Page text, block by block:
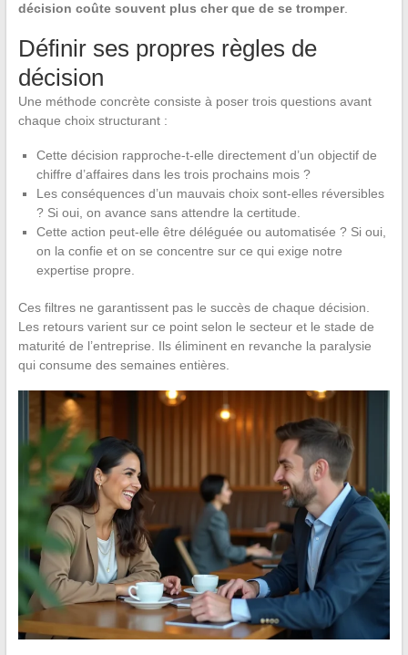
décision coûte souvent plus cher que de se tromper.
Définir ses propres règles de
décision
Une méthode concrète consiste à poser trois questions avant
chaque choix structurant :
Cette décision rapproche-t-elle directement d’un objectif de
chiffre d’affaires dans les trois prochains mois ?
Les conséquences d’un mauvais choix sont-elles réversibles
? Si oui, on avance sans attendre la certitude.
Cette action peut-elle être déléguée ou automatisée ? Si oui,
on la confie et on se concentre sur ce qui exige notre
expertise propre.
Ces filtres ne garantissent pas le succès de chaque décision.
Les retours varient sur ce point selon le secteur et le stade de
maturité de l’entreprise. Ils éliminent en revanche la paralysie
qui consume des semaines entières.